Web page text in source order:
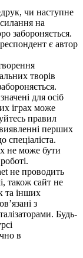
чи наступне
на
забороняється.
є автор
творів
для осіб
іграх може
правил
перших
спеціаліста.
не може бути
не проводить
також сайт не
та інших
з
Будь-
в